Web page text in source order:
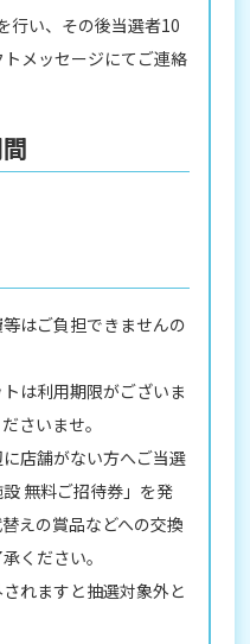
行い、その後当選者10
メッセージにてご連絡
はご負担できませんの
は利用期限がございま
さいませ。
に店舗がない方へご当選
無料ご招待券」を発
えの賞品などへの交換
ください。
れますと抽選対象外と